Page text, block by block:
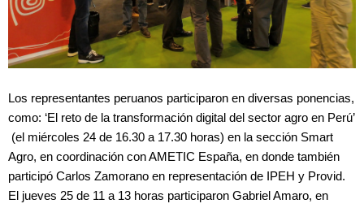
Los representantes peruanos participaron en diversas ponencias,
como: ‘El reto de la transformación digital del sector agro en Perú’
(el miércoles 24 de 16.30 a 17.30 horas) en la sección Smart
Agro, en coordinación con AMETIC España, en donde también
participó Carlos Zamorano en representación de IPEH y Provid.
El jueves 25 de 11 a 13 horas participaron Gabriel Amaro, en